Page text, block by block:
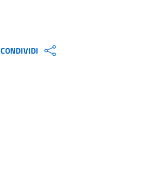
CONDIVIDI